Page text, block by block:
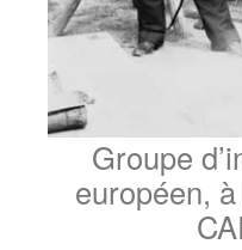
Groupe
européen,